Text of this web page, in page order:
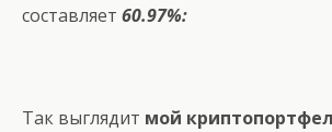
составляет 60.97%:
Так выглядит мой